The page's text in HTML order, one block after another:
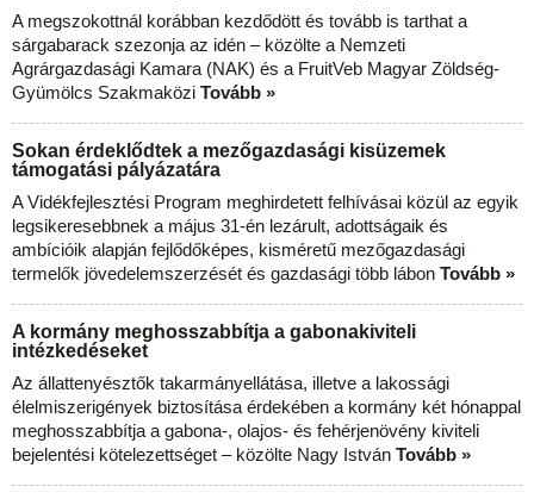
A megszokottnál korábban kezdődött és tovább is tarthat a
sárgabarack szezonja az idén – közölte a Nemzeti
Agrárgazdasági Kamara (NAK) és a FruitVeb Magyar Zöldség-
Gyümölcs Szakmaközi Tovább »
Sokan érdeklődtek a mezőgazdasági kisüzemek
támogatási pályázatára
A Vidékfejlesztési Program meghirdetett felhívásai közül az egyik
legsikeresebbnek a május 31-én lezárult, adottságaik és
ambícióik alapján fejlődőképes, kisméretű mezőgazdasági
termelők jövedelemszerzését és gazdasági több lábon Tovább »
A kormány meghosszabbítja a gabonakiviteli
intézkedéseket
Az állattenyésztők takarmányellátása, illetve a lakossági
élelmiszerigények biztosítása érdekében a kormány két hónappal
meghosszabbítja a gabona-, olajos- és fehérjenövény kiviteli
bejelentési kötelezettséget – közölte Nagy István Tovább »